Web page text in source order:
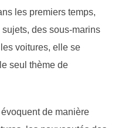
les premiers temps,
sujets, des sous-marins
voitures, elle se
seul thème de
de manière